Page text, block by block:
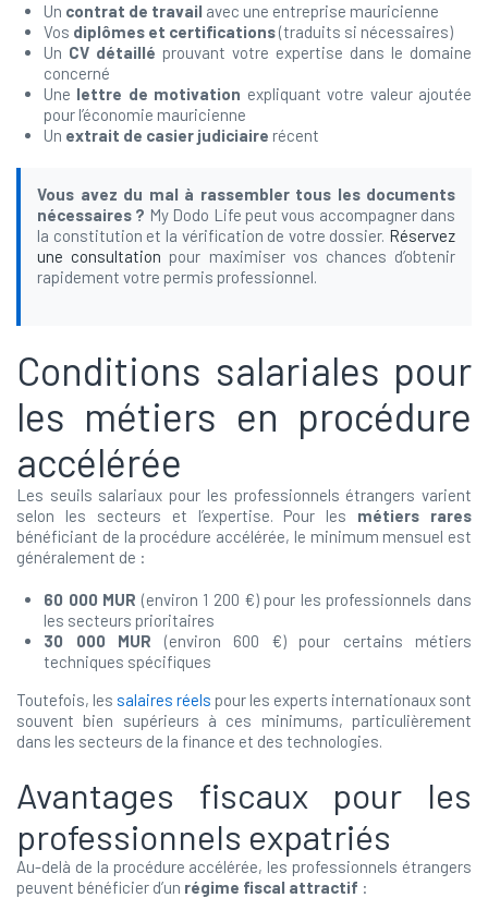
Un contrat de travail avec une entreprise mauricienne
Vos diplômes et certifications(traduits si nécessaires)
Un CV détaillé prouvant votre expertise dans le domaine
concerné
Une lettre de motivation expliquant votre valeur ajoutée
pour l’économie mauricienne
Un extrait de casier judiciaire récent
Vous avez du mal à rassembler tous les documents
nécessaires ? My Dodo Life peut vous accompagner dans
la constitution et la vérification de votre dossier. Réservez
une consultation pour maximiser vos chances d’obtenir
rapidement votre permis professionnel.
Conditions salariales pour
les métiers en procédure
accélérée
Les seuils salariaux pour les professionnels étrangers varient
selon les secteurs et l’expertise. Pour les métiers rares
bénéficiant de la procédure accélérée, le minimum mensuel est
généralement de :
60 000 MUR (environ 1 200 €) pour les professionnels dans
les secteurs prioritaires
30 000 MUR (environ 600 €) pour certains métiers
techniques spécifiques
Toutefois, les salaires réels pour les experts internationaux sont
souvent bien supérieurs à ces minimums, particulièrement
dans les secteurs de la finance et des technologies.
Avantages fiscaux pour les
professionnels expatriés
Au-delà de la procédure accélérée, les professionnels étrangers
peuvent bénéficier d’un régime fiscal attractif :